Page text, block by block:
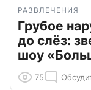
РАЗВЛЕЧЕНИЯ
Грубое
до слёз:
шоу
75